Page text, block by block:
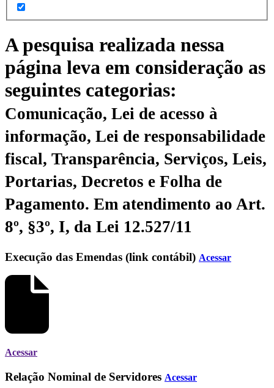
A pesquisa realizada nessa
página leva em consideração as
seguintes categorias:
Comunicação, Lei de acesso à
informação, Lei de responsabilidade
fiscal, Transparência, Serviços, Leis,
Portarias, Decretos e Folha de
Pagamento. Em atendimento ao Art.
8º, §3º, I, da Lei 12.527/11
Execução das Emendas (link contábil) Acessar
Acessar
Relação Nominal de Servidores Acessar